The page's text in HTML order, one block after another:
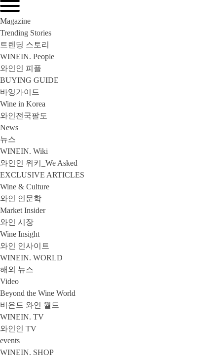
Magazine
Trending Stories
트렌딩 스토리
WINEIN. People
와인인 피플
BUYING GUIDE
바잉가이드
Wine in Korea
와인전국팔도
News
뉴스
WINEIN. Wiki
와인인 위키_We Asked
EXCLUSIVE ARTICLES
Wine & Culture
와인 인문학
Market Insider
와인 시장
Wine Insight
와인 인사이트
WINEIN. WORLD
해외 뉴스
Video
Beyond the Wine World
비욘드 와인 월드
WINEIN. TV
와인인 TV
events
WINEIN. SHOP